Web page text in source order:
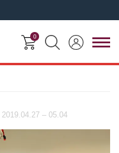
Asmeninis treneris
0
– 05.04